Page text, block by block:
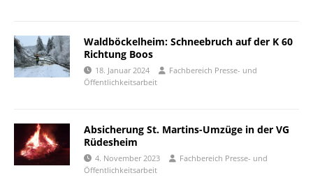
Waldböckelheim: Schneebruch auf der K 60
Richtung Boos
18. Januar 2024
Fachbereich Presse- und
Öffentlichkeitsarbeit
Absicherung St. Martins-Umzüge in der VG
Rüdesheim
4. November 2023
Fachbereich Presse- und
Öffentlichkeitsarbeit